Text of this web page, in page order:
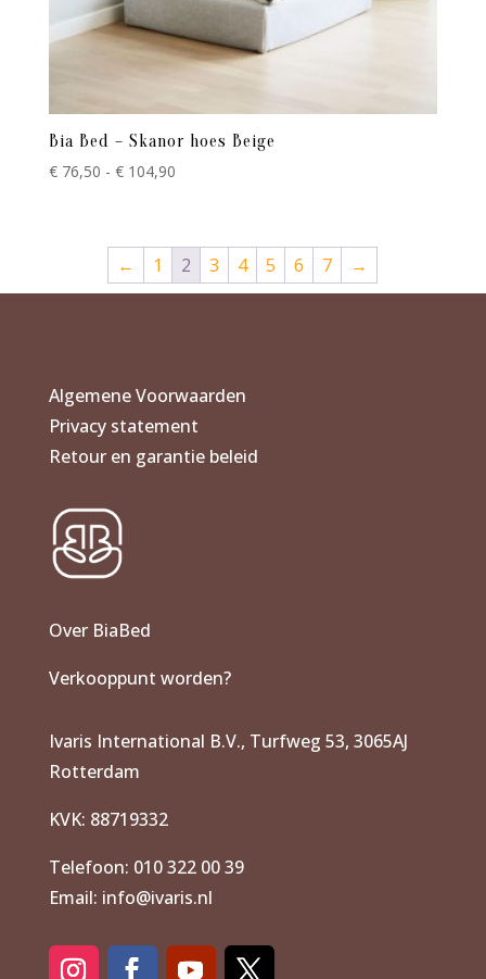
Bia Bed – Skanor hoes Beige
€76,50 - €104,90Prijsklasse:
€ 104,90
← 1 2 3 4 5 6 7 →
Algemene Voorwaarden
Privacy statement
Retour en garantie beleid
Over BiaBed
Verkooppunt worden?
Ivaris International B.V., Turfweg 53, 3065AJ
Rotterdam
KVK: 88719332
Telefoon: 010 322 00 39
Email: info@ivaris.nl